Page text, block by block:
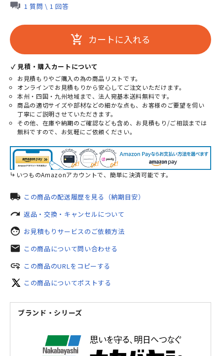
1 質問 \ 1 回答
add_shopping_cart カートに入れる
✓ 見積・購入カートについて
お見積もりやご購入の為の商品リストです。
オンラインでお見積もりから安心してご注文いただけます。
本州・四国・九州地域まで、法人宛基本送料無料です。
商品の適切サイズや部材などの細かな点も、お客様のご要望を伺い
丁寧にご説明させていただきます。
その他、在庫や納期のご確認なども含め、お見積もり/ご相談までは
無料ですので、お気軽にご依頼ください。
いつものAmazonアカウントで、簡単に決済可能です。
local_shipping この商品の配送履歴を見る（納期目安）
redo 返品・交換・キャンセルについて
face お見積もりサービスのご依頼方法
mail この商品について問い合わせる
add_link この商品のURLをコピーする
この商品についてポストする
ブランド・シリーズ